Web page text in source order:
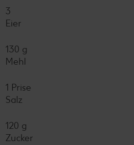
3
Eier
130 g
Mehl
1 Prise
Salz
120 g
Zucker